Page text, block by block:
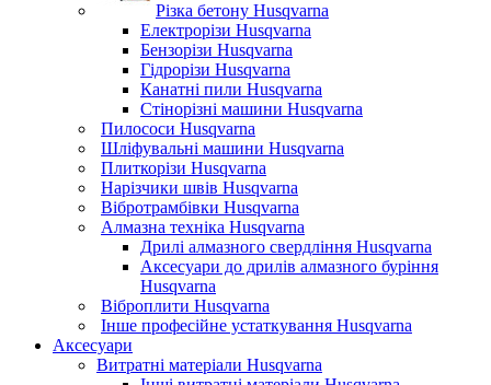
Різка бетону Husqvarna
Електрорізи Husqvarna
Бензорізи Husqvarna
Гідрорізи Husqvarna
Канатні пили Husqvarna
Стінорізні машини Husqvarna
Пилососи Husqvarna
Шліфувальні машини Husqvarna
Плиткорізи Husqvarna
Нарізчики швів Husqvarna
Вібротрамбівки Husqvarna
Алмазна техніка Husqvarna
Дрилі алмазного свердління Husqvarna
Аксесуари до дрилів алмазного буріння
Husqvarna
Віброплити Husqvarna
Інше професійне устаткування Husqvarna
Аксесуари
Витратні матеріали Husqvarna